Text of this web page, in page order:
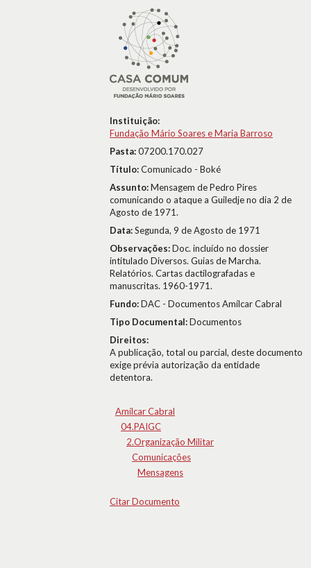
Instituição:
Fundação Mário Soares e Maria Barroso
Pasta:07200.170.027
Título:Comunicado - Boké
Assunto:Mensagem de Pedro Pires
comunicando o ataque a Guiledje no dia 2 de
Agosto de 1971.
Data:Segunda, 9 de Agosto de 1971
Observações:Doc. incluído no dossier
intitulado Diversos. Guias de Marcha.
Relatórios. Cartas dactilografadas e
manuscritas. 1960-1971.
Fundo:DAC - Documentos Amílcar Cabral
Tipo Documental:Documentos
Direitos:
A publicação, total ou parcial, deste documento
exige prévia autorização da entidade
detentora.
Amílcar Cabral
04.PAIGC
2.Organização Militar
Comunicações
Mensagens
Citar Documento